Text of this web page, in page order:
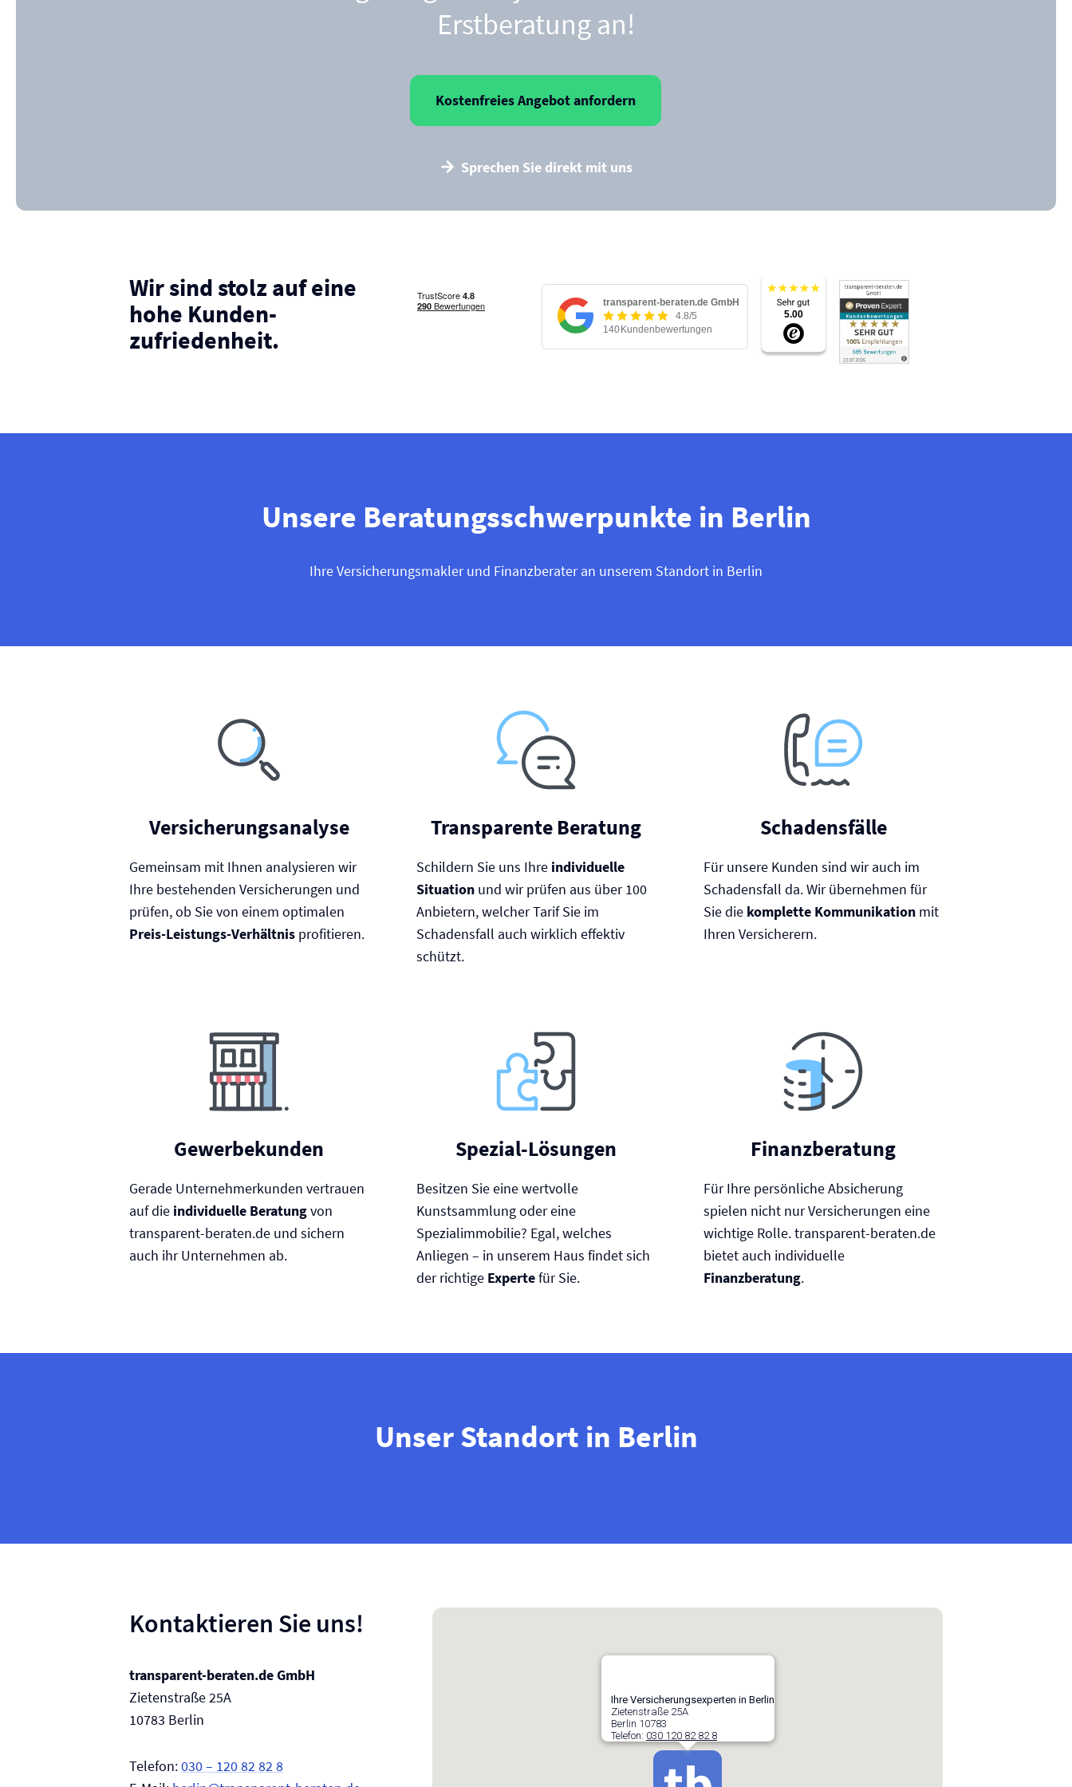
Erstberatung an!
Kostenfreies Angebot anfordern
Sprechen Sie direkt mit uns
Wir sind stolz auf eine
hohe Kunden­
zufriedenheit.
Unsere Beratungsschwerpunkte in Berlin
Ihre Versicherungs­makler und Finanzberater an unserem Standort in Berlin
Versicherungsanalyse
Gemeinsam mit Ihnen analysieren wir
Ihre bestehenden Versicherungen und
prüfen, ob Sie von einem optimalen
Preis-Leistungs-Verhältnis profitieren.
Transparente Beratung
Schildern Sie uns Ihre individuelle
Situation und wir prüfen aus über 100
Anbietern, welcher Tarif Sie im
Schadensfall auch wirklich effektiv
schützt.
Schadensfälle
Für unsere Kunden sind wir auch im
Schadensfall da. Wir übernehmen für
Sie die komplette Kommunikation mit
Ihren Versicherern.
Gewerbekunden
Gerade Unternehmerkunden vertrauen
auf die individuelle Beratungvon
transparent-beraten.de und sichern
auch ihr Unternehmen ab.
Spezial-Lösungen
Besitzen Sie eine wertvolle
Kunstsammlung oder eine
Spezialimmobilie? Egal, welches
Anliegen – in unserem Haus findet sich
der richtige Expertefür Sie.
Finanzberatung
Für Ihre persönliche Absicherung
spielen nicht nur Versicherungen eine
wichtige Rolle. transparent-beraten.de
bietet auch individuelle
Finanzberatung.
Unser Standort in Berlin
Kontaktieren Sie uns!
transparent-beraten.de GmbH
Zietenstraße 25A
10783 Berlin
Telefon:030 – 120 82 82 8
Ihre Versicherungs­experten in Berlin
Zietenstraße 25A
Berlin 10783
Telefon: 030 120 82 82 8